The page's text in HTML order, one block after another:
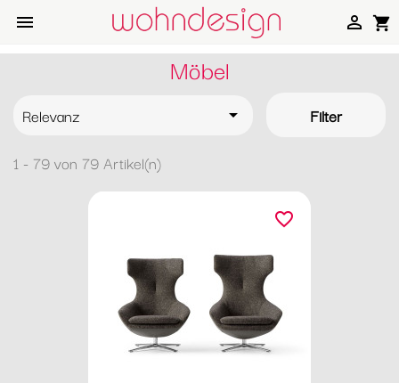
 shopping_cart

Möbel
Relevanz 
Filter
1 - 79 von 79 Artikel(n)
favorite_border